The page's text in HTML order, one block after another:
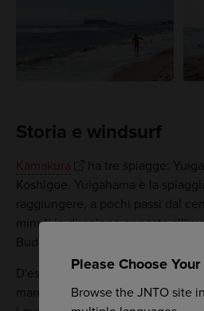
Please Choose
Browse the JNTO site
Storia e windsurf
Kamakura
ha tre spiagge:
Koshigoe. Yuigahama è la
raggiungere, a pochi passi dal
minuti in direzione opposta
Buddha.
D'estate è possibile ristorarsi in
mare, mentre cabine e negozi di